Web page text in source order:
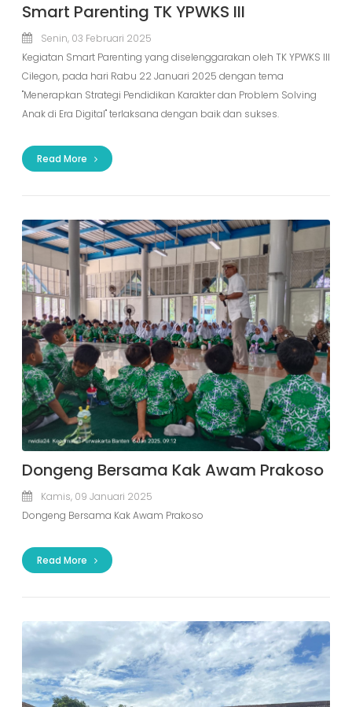
Smart Parenting TK YPWKS III
Senin, 03 Februari 2025
Kegiatan Smart Parenting yang diselenggarakan oleh TK YPWKS III
Cilegon, pada hari Rabu 22 Januari 2025 dengan tema
"Menerapkan Strategi Pendidikan Karakter dan Problem Solving
Anak di Era Digital" terlaksana dengan baik dan sukses.
Read More
Dongeng Bersama Kak Awam Prakoso
Kamis, 09 Januari 2025
Dongeng Bersama Kak Awam Prakoso
Read More